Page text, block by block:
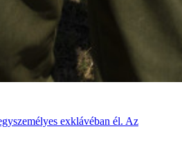
exklávéban él. Az